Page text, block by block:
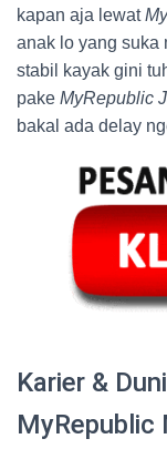
kapan aja lewat
anak lo yang suka
stabil kayak gini
pake MyRepublic
bakal ada delay
Karier &
MyRepublic